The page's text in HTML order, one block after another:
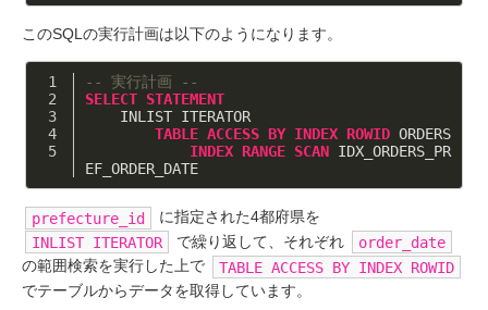
このSQLの実行計画は以下のようになります。
-- 実行計画 --
SELECT STATEMENT
    INLIST ITERATOR
TABLE ACCESS BY INDEX ROWID ORDERS
INDEX RANGE SCAN IDX_ORDERS_PR
EF_ORDER_DATE
prefecture_id
に指定された4都府県を
INLIST ITERATOR
で繰り返して、それぞれ
order_date
の範囲検索を実行した上で
TABLE ACCESS BY INDEX ROWID
でテーブルからデータを取得しています。